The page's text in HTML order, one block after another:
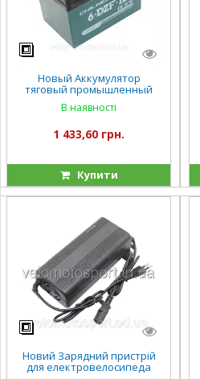
Новый Аккумулятор
тяговый промышленный
OUTDO 12V 12Ah 6-DZF-13 (6-
DZM-13)
В наявності
1 433,60 грн.
Купити
Новий Зарядний пристрій
для електровелосипеда